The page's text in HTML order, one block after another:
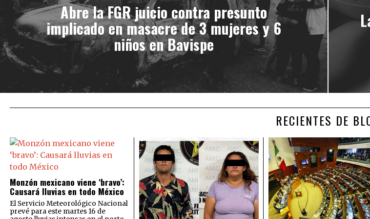
Abre la FGR juicio contra presunto
implicado en masacre de 3 mujeres y 6
niños en Bavispe
RECIENTES DE
Monzón mexicano viene ‘bravo’:
Causará lluvias en todo México
El Servicio Meteorológico Nacional
prevé para este martes 16 de